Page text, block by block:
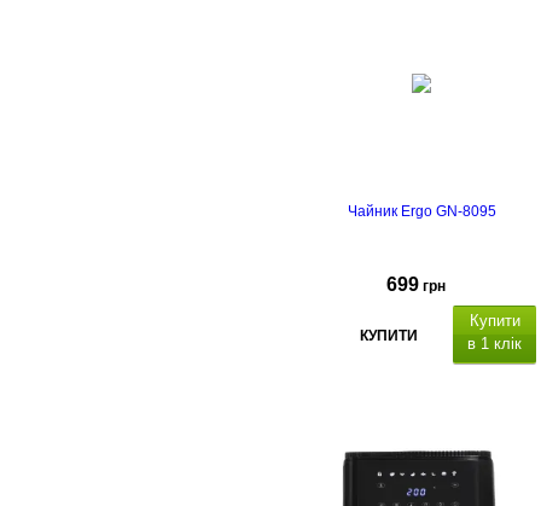
Чайник Ergo GN-8095
699 грн
КУПИТИ
Купити
в 1 клік